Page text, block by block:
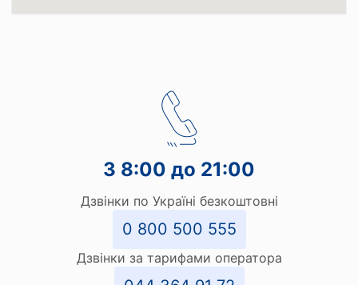
З 8:00 до 21:00
Дзвінки по Україні безкоштовні
0 800 500 555
Дзвінки за тарифами оператора